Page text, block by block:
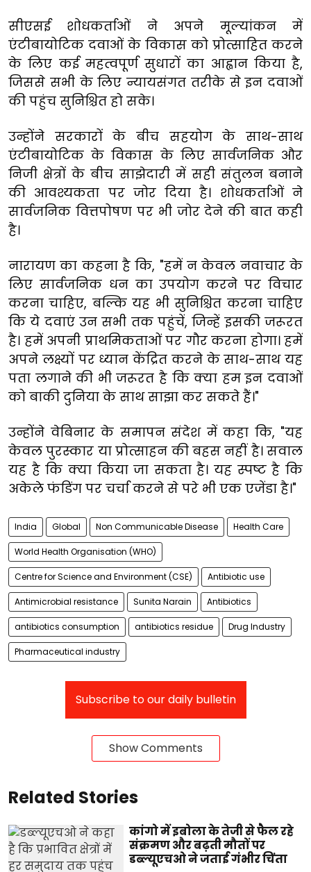
सीएसई शोधकर्ताओं ने अपने मूल्यांकन में
एंटीबायोटिक दवाओं के विकास को प्रोत्साहित करने
के लिए कई महत्वपूर्ण सुधारों का आह्वान किया है,
जिससे सभी के लिए न्यायसंगत तरीके से इन दवाओं
की पहुंच सुनिश्चित हो सके।
उन्होंने सरकारों के बीच सहयोग के साथ-साथ
एंटीबायोटिक के विकास के लिए सार्वजनिक और
निजी क्षेत्रों के बीच साझेदारी में सही संतुलन बनाने
की आवश्यकता पर जोर दिया है। शोधकर्ताओं ने
सार्वजनिक वित्तपोषण पर भी जोर देने की बात कही
है।
नारायण का कहना है कि, "हमें न केवल नवाचार के
लिए सार्वजनिक धन का उपयोग करने पर विचार
करना चाहिए, बल्कि यह भी सुनिश्चित करना चाहिए
कि ये दवाएं उन सभी तक पहुंचें, जिन्हें इसकी जरूरत
है। हमें अपनी प्राथमिकताओं पर गौर करना होगा। हमें
अपने लक्ष्यों पर ध्यान केंद्रित करने के साथ-साथ यह
पता लगाने की भी जरूरत है कि क्या हम इन दवाओं
को बाकी दुनिया के साथ साझा कर सकते हैं।"
उन्होंने वेबिनार के समापन संदेश में कहा कि, "यह
केवल पुरस्कार या प्रोत्साहन की बहस नहीं है। सवाल
यह है कि क्या किया जा सकता है। यह स्पष्ट है कि
अकेले फंडिंग पर चर्चा करने से परे भी एक एजेंडा है।"
India Global Non Communicable Disease Health Care
World Health Organisation (WHO)
Centre for Science and Environment (CSE) Antibiotic use
Antimicrobial resistance Sunita Narain Antibiotics
antibiotics consumption antibiotics residue Drug Industry
Pharmaceutical industry
Subscribe to our daily bulletin
Show Comments
Related Stories
कांगो में इबोला के तेजी से फैल रहे
संक्रमण और बढ़ती मौतों पर
डब्ल्यूएचओ ने जताई गंभीर चिंता